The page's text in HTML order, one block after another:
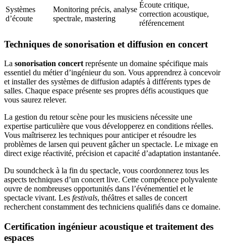
Systèmes
d’écoute
Monitoring précis, analyse
spectrale, mastering
Écoute critique,
correction acoustique,
référencement
Techniques de sonorisation et diffusion en concert
La sonorisation concertreprésente un domaine spécifique mais
essentiel du métier d’ingénieur du son. Vous apprendrez à concevoir
et installer des systèmes de diffusion adaptés à différents types de
salles. Chaque espace présente ses propres défis acoustiques que
vous saurez relever.
La gestion du retour scène pour les musiciens nécessite une
expertise particulière que vous développerez en conditions réelles.
Vous maîtriserez les techniques pour anticiper et résoudre les
problèmes de larsen qui peuvent gâcher un spectacle. Le mixage en
direct exige réactivité, précision et capacité d’adaptation instantanée.
Du soundcheck à la fin du spectacle, vous coordonnerez tous les
aspects techniques d’un concert live. Cette compétence polyvalente
ouvre de nombreuses opportunités dans l’événementiel et le
spectacle vivant. Les festivals, théâtres et salles de concert
recherchent constamment des techniciens qualifiés dans ce domaine.
Certification ingénieur acoustique et traitement des
espaces